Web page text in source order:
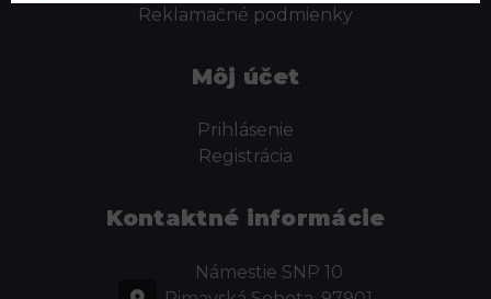
Reklamačné podmienky
Môj účet
Prihlásenie
Registrácia
Kontaktné informácie
Námestie SNP 10